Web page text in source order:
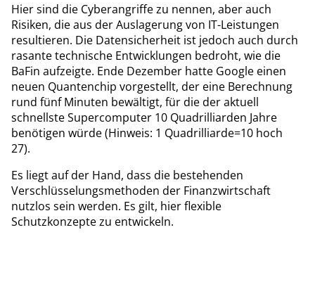
Hier sind die Cyberangriffe zu nennen, aber auch
Risiken, die aus der Auslagerung von IT-Leistungen
resultieren. Die Datensicherheit ist jedoch auch durch
rasante technische Entwicklungen bedroht, wie die
BaFin aufzeigte. Ende Dezember hatte Google einen
neuen Quantenchip vorgestellt, der eine Berechnung
rund fünf Minuten bewältigt, für die der aktuell
schnellste Supercomputer 10 Quadrilliarden Jahre
benötigen würde (Hinweis: 1 Quadrilliarde=10 hoch
27).
Es liegt auf der Hand, dass die bestehenden
Verschlüsselungsmethoden der Finanzwirtschaft
nutzlos sein werden. Es gilt, hier flexible
Schutzkonzepte zu entwickeln.